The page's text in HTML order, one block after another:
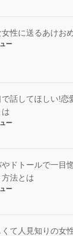
性に送るあけお
ー
で話してほしい!
ー
やドトールで一目
方法とは
ー
くて人見知りの女